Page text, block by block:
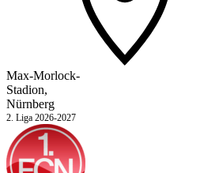
Max-Morlock-
Stadion,
Nürnberg
2. Liga 2026-2027